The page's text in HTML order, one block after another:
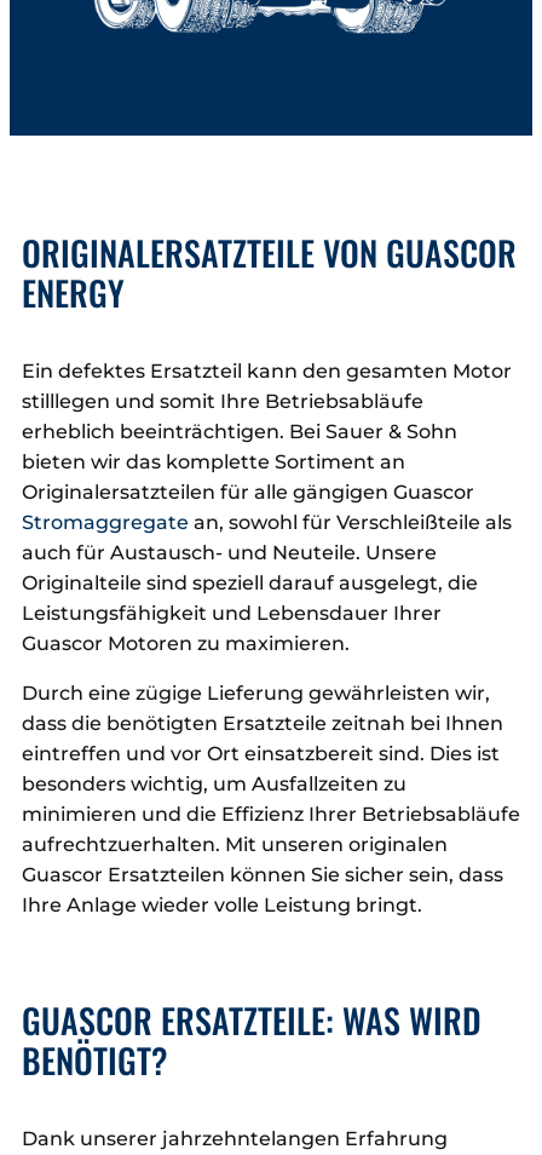
ORIGINALERSATZTEILE VON GUASCOR
ENERGY
Ein defektes Ersatzteil kann den gesamten Motor
stilllegen und somit Ihre Betriebsabläufe
erheblich beeinträchtigen. Bei Sauer & Sohn
bieten wir das komplette Sortiment an
Originalersatzteilen für alle gängigen Guascor
Stromaggregate an, sowohl für Verschleißteile als
auch für Austausch- und Neuteile. Unsere
Originalteile sind speziell darauf ausgelegt, die
Leistungsfähigkeit und Lebensdauer Ihrer
Guascor Motoren zu maximieren.
Durch eine zügige Lieferung gewährleisten wir,
dass die benötigten Ersatzteile zeitnah bei Ihnen
eintreffen und vor Ort einsatzbereit sind. Dies ist
besonders wichtig, um Ausfallzeiten zu
minimieren und die Effizienz Ihrer Betriebsabläufe
aufrechtzuerhalten. Mit unseren originalen
Guascor Ersatzteilen können Sie sicher sein, dass
Ihre Anlage wieder volle Leistung bringt.
GUASCOR ERSATZTEILE: WAS WIRD
BENÖTIGT?
Dank unserer jahrzehntelangen Erfahrung